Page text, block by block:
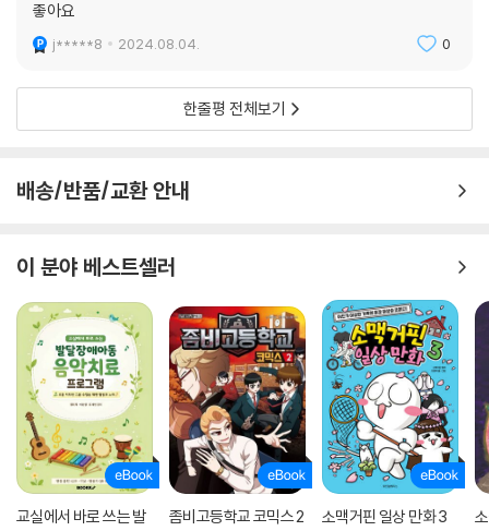
좋아요
j*****8 2024.08.04. 0
한줄평 전체보기
배송/반품/교환 안내
이 분야 베스트셀러
교실에서 바로 쓰는 발
좀비고등학교 코믹스 2 소맥거핀 일상 만화 3